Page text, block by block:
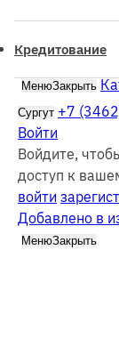
Кредитование
МенюЗакрыть
Сургут +7
Войти
Войдите,
доступ к
войти
Добавлено в
МенюЗакрыть
Все проекты
избруса так и
Каталог
Дома-